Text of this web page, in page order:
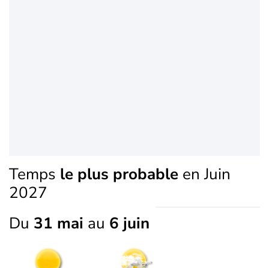
Temps le plus probable en Juin
2027
Du 31 mai au 6 juin